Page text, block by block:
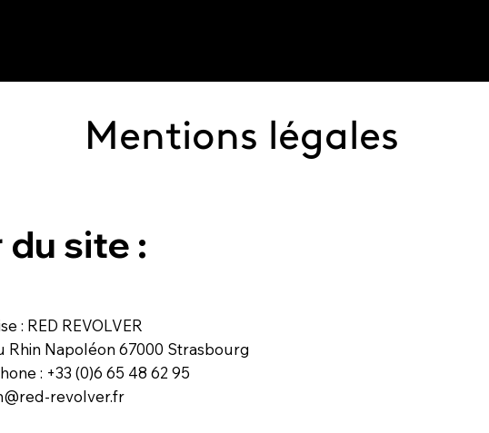
site :
: RED REVOLVER
Rhin Napoléon 67000 Strasbourg
: +33 (0)6 65 48 62 95
revolver.fr
Mentions légales